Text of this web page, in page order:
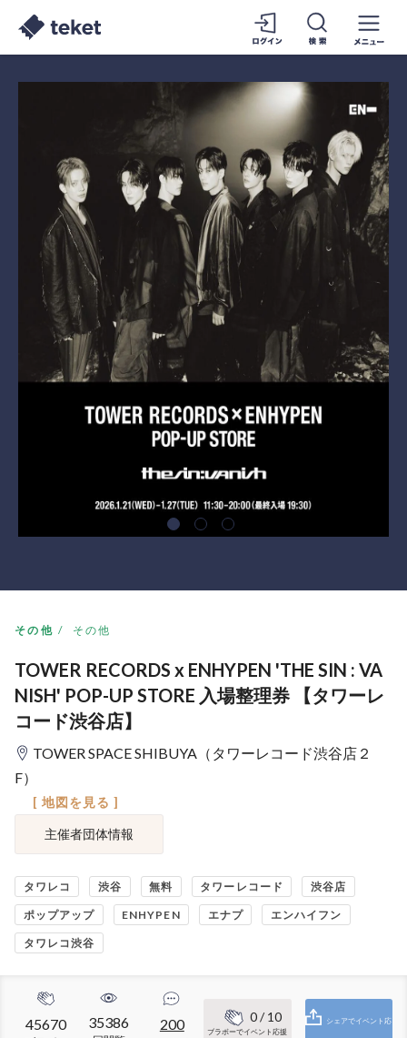
その他 その他
TOWER RECORDS x ENHYPEN 'THE SIN : VA
NISH' POP-UP STORE 入場整理券 【タワーレ
コード渋谷店】
TOWER SPACE SHIBUYA（タワーレコード渋谷店２
F）
[ 地図を見る ]
主催者団体情報
タワレコ 渋谷 無料 タワーレコード 渋谷店
ポップアップ ENHYPEN エナプ エンハイフン
タワレコ渋谷
45670 35386 200 0/ 10
ブラボーでイベント応援
シェアでイベント応